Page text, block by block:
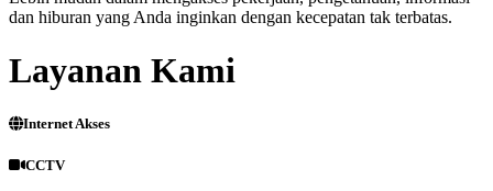
dan hiburan yang Anda inginkan dengan kecepatan tak terbatas.
Layanan Kami
Internet Akses
CCTV